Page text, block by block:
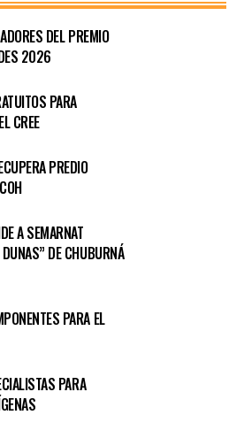
DEL PREMIO
2026
PARA
CREE
PREDIO
A SEMARNAT
DE CHUBURNÁ
PARA EL
PARA